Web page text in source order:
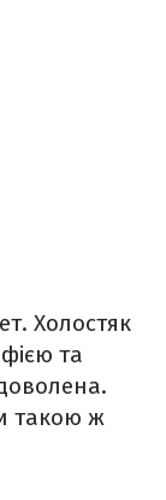
Холостяк
та
такою ж